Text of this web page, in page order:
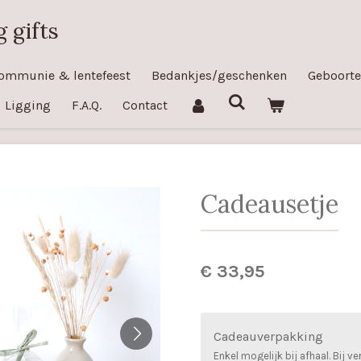
gifts
& lentefeest Bedankjes/geschenken
Ligging F.A.Q. Contact
Cadeausetje
€ 33,95
Cadeauverpakking
Enkel mogelijk bij afhaal. Bij